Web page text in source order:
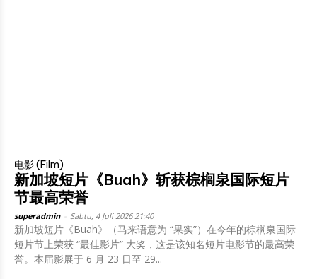
电影 (Film)
新加坡短片《Buah》斩获棕榈泉国际短片
节最高荣誉
superadmin Sabtu, 4 Juli 2026 21:40
新加坡短片《Buah》（马来语意为 “果实”）在今年的棕榈泉国际
短片节上荣获 “最佳影片” 大奖，这是该知名短片电影节的最高荣
誉。本届影展于 6 月 23 日至 29...